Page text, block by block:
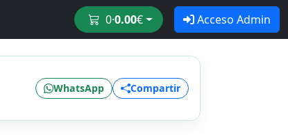
0·0.00€ Acceso Admin
WhatsApp Compartir